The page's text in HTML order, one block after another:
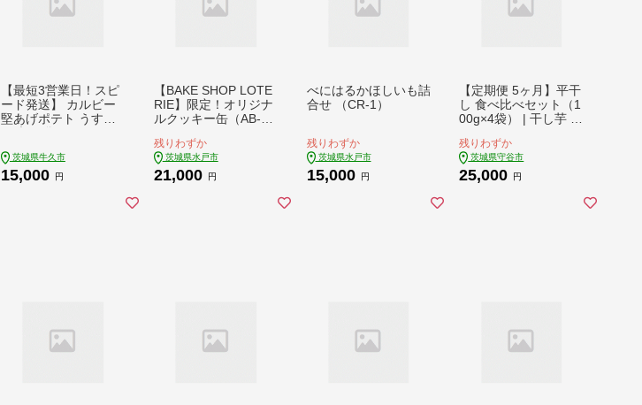
【最短3営業日！スピ
ード発送】 カルビー
堅あげポテト うすし
かし 大量 スナック お
つまみ ジャガイモ じ
茨城県牛久市
15,000 円
【BAKE SHOP LOTE
RIE】限定！オリジナ
ルクッキー缶（AB-
残りわずか
茨城県水戸市
21,000 円
べにはるかほしいも詰
合せ （CR-1）
残りわずか
茨城県水戸市
15,000 円
【定期便 5ヶ月】平干
し 食べ比べセット（1
00g×4袋） | 干し芋 ほ
残りわずか
茨城県守谷市
25,000 円